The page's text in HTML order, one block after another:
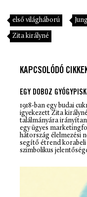
első világháború
Zita királyné
KAPCSOLÓDÓ
EGY DOBOZ
1918-ban egy budai
igyekezett Zita
találmányára
egy ügyes
hátország élelmezési
segítő étrend korabeli
szimbolikus